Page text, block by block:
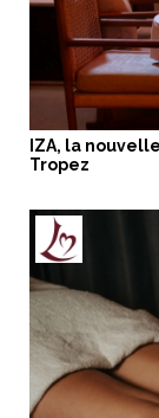
IZA, la
Tropez